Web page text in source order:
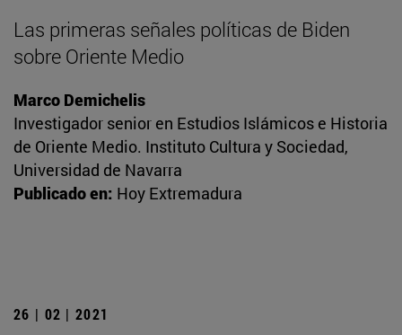
Las primeras señales políticas de Biden
sobre Oriente Medio
Marco Demichelis
Investigador senior en Estudios Islámicos e Historia
de Oriente Medio. Instituto Cultura y Sociedad,
Universidad de Navarra
Publicado en: Hoy Extremadura
26 | 02 | 2021